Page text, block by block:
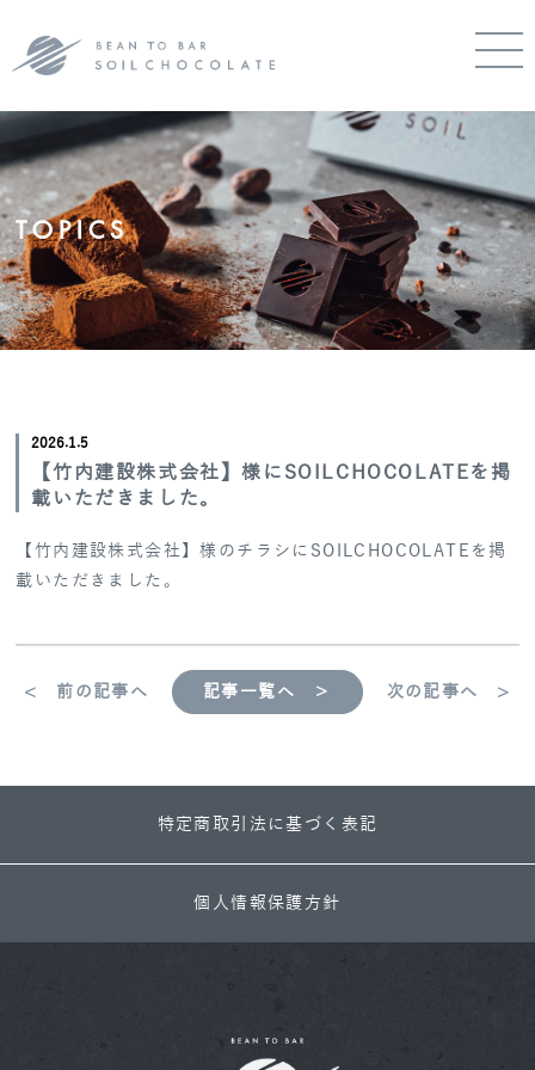
TOPICS
2026.1.5
【竹内建設株式会社】様にSOILCHOCOLATEを掲
載いただきました。
【竹内建設株式会社】様のチラシにSOILCHOCOLATEを掲
載いただきました。
< 前の記事へ 記事一覧へ ＞ 次の記事へ >
特定商取引法に基づく表記
個人情報保護方針